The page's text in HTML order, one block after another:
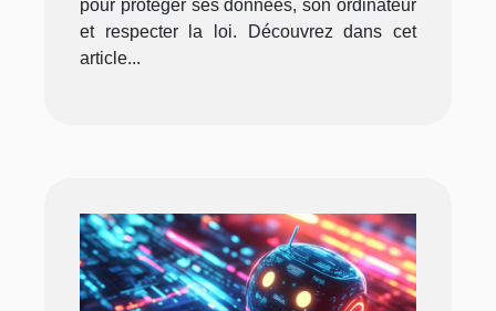
pour protéger ses données, son ordinateur
et respecter la loi. Découvrez dans cet
article...